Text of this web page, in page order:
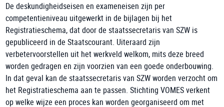
De deskundigheidseisen en exameneisen zijn per
competentieniveau uitgewerkt in de bijlagen bij het
Registratieschema, dat door de staatssecretaris van SZW is
gepubliceerd in de Staatscourant. Uiteraard zijn
verbetervoorstellen uit het werkveld welkom, mits deze breed
worden gedragen en zijn voorzien van een goede onderbouwing.
In dat geval kan de staatssecretaris van SZW worden verzocht om
het Registratieschema aan te passen. Stichting VOMES verkent
op welke wijze een proces kan worden georganiseerd om met